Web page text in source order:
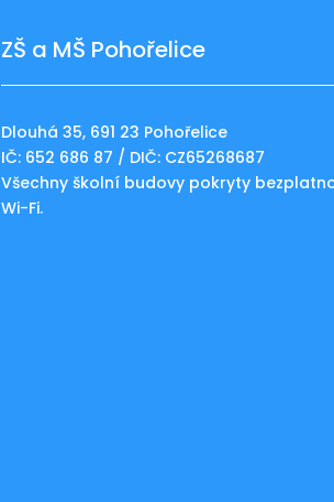
ZŠ a MŠ Pohořelice
Dlouhá 35, 691 23 Pohořelice
IČ: 652 686 87 / DIČ: CZ65268687
Všechny školní budovy pokryty
Wi-Fi.